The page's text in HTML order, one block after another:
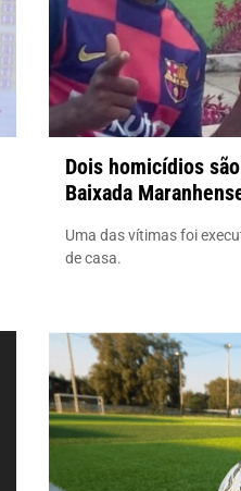
Dois homicídios
Baixada
Uma das vítimas foi
de casa.